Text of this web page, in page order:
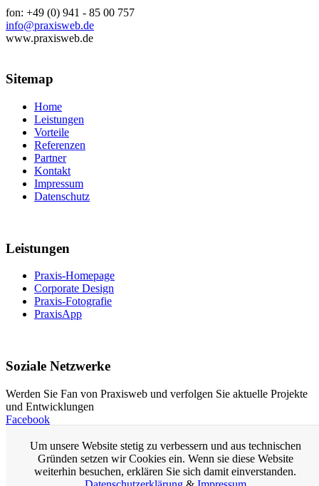
fon: +49 (0) 941 - 85 00 757
info@praxisweb.de
www.praxisweb.de
Sitemap
Home
Leistungen
Vorteile
Referenzen
Partner
Kontakt
Impressum
Datenschutz
Leistungen
Praxis-Homepage
Corporate Design
Praxis-Fotografie
PraxisApp
Soziale Netzwerke
Werden Sie Fan von Praxisweb und verfolgen Sie aktuelle Projekte
und Entwicklungen
Facebook
Praxis-Homepage
Homepage für Ärzte
Arzt-Homepage
Um unsere Website stetig zu verbessern und aus technischen
Gründen setzen wir Cookies ein. Wenn sie diese Website
weiterhin besuchen, erklären Sie sich damit einverstanden.